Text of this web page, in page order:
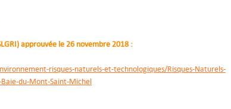
approuvée le 26 novembre 2018 :
risques-naturels-et-technologiques/Risques-Naturels-
Baie-du-Mont-Saint-Michel